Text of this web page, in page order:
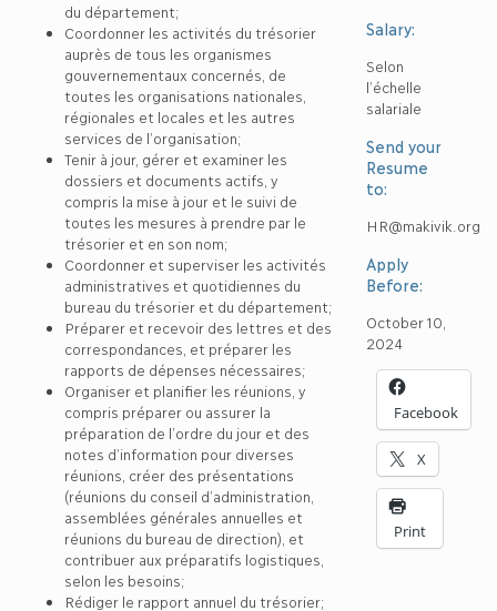
du département;
Coordonner les activités du trésorier
auprès de tous les organismes
gouvernementaux concernés, de
toutes les organisations nationales,
régionales et locales et les autres
services de l’organisation;
Tenir à jour, gérer et examiner les
dossiers et documents actifs, y
compris la mise à jour et le suivi de
toutes les mesures à prendre par le
trésorier et en son nom;
Coordonner et superviser les activités
administratives et quotidiennes du
bureau du trésorier et du département;
Préparer et recevoir des lettres et des
correspondances, et préparer les
rapports de dépenses nécessaires;
Organiser et planifier les réunions, y
compris préparer ou assurer la
préparation de l’ordre du jour et des
notes d’information pour diverses
réunions, créer des présentations
(réunions du conseil d’administration,
assemblées générales annuelles et
réunions du bureau de direction), et
contribuer aux préparatifs logistiques,
selon les besoins;
Rédiger le rapport annuel du trésorier;
Salary:
Selon
l’échelle
salariale
Send your
Resume
to:
HR@makivik.org
Apply
Before:
October 10,
2024
Facebook
X
Print